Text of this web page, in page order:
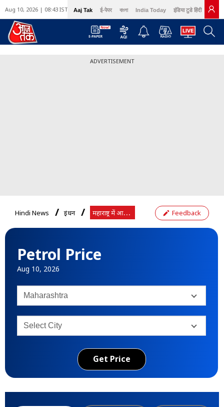
Aug 10, 2026 | 08:43 IST Aaj Tak ई-पेपर বাংলা India Today इंडिया टुडे हिंदी
ADVERTISEMENT
Hindi News ईंधन म
हाराष्ट्र में आज पेट्रोल की कीमत Feedback
Petrol Price
Aug 10, 2026
Get Price